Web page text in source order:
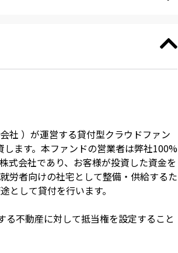
社 ）が運営する貸付型クラウドファン
ます。本ファンドの営業者は弊社100%
式会社であり、お客様が投資した資金を
労者向けの社宅として整備・供給するた
として貸付を行います。
不動産に対して抵当権を設定すること